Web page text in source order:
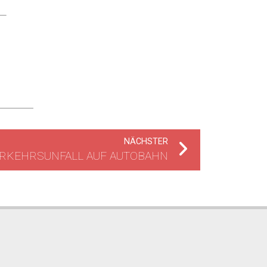
NÄCHSTER
AUF AUTOBAHN